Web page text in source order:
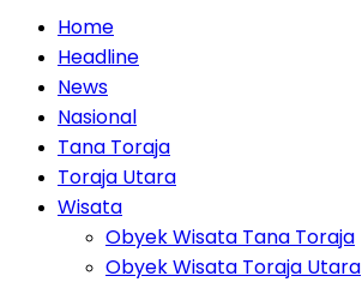
Home
Headline
News
Nasional
Tana Toraja
Toraja Utara
Wisata
Obyek Wisata Tana Toraja
Obyek Wisata Toraja Utara